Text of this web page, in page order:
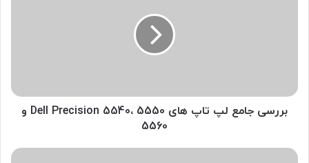
5550
بررسی جامع لپ تاپ های Dell Precision 5540، 5550 و
5560
لپ